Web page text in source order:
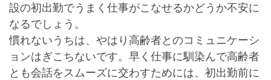
設の初出勤でうまく仕事がこなせるかどうか不安に
なるでしょう。
慣れないうちは、やはり高齢者とのコミュニケーシ
ョンはぎこちないです。早く仕事に馴染んで高齢者
とも会話をスムーズに交わすためには、初出勤前に